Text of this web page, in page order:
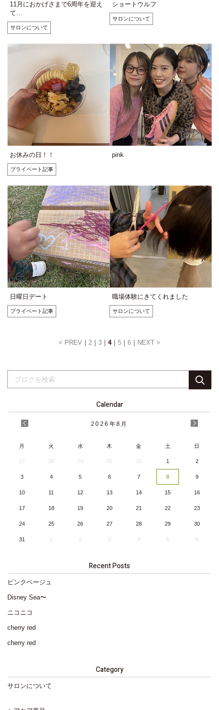
11月におかげさまで6周年を迎え
て…
サロンについて
ショートウルフ
サロンについて
お休みの日！！
プライベート記事
pink
日曜日デート
プライベート記事
職場体験にきてくれました
サロンについて
< PREV 2 3 4 5 6 NEXT >
Calendar
2026 年8月
月 火 水 木 金 土 日
27 28 29 30 31 1 2
3 4 5 6 7 8 9
10 11 12 13 14 15 16
17 18 19 20 21 22 23
24 25 26 27 28 29 30
31 1 2 3 4 5 6
Recent Posts
ピンクベージュ
Disney Sea〜
ニコニコ
cherry red
cherry red
Category
サロンについて